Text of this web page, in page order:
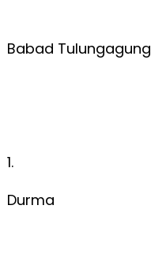
Babad Tulungagung
1.
Durma